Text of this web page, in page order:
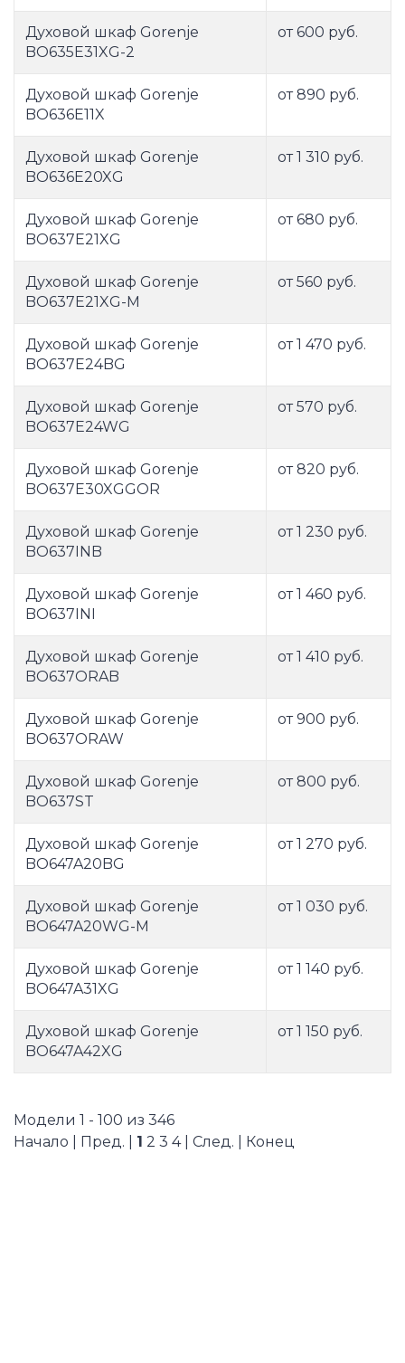
Духовой шкаф Gorenje
BO635E31XG-2
от 600 руб.
Духовой шкаф Gorenje
BO636E11X
от 890 руб.
Духовой шкаф Gorenje
BO636E20XG
от 1 310 руб.
Духовой шкаф Gorenje
BO637E21XG
от 680 руб.
Духовой шкаф Gorenje
BO637E21XG-M
от 560 руб.
Духовой шкаф Gorenje
BO637E24BG
от 1 470 руб.
Духовой шкаф Gorenje
BO637E24WG
от 570 руб.
Духовой шкаф Gorenje
BO637E30XGGOR
от 820 руб.
Духовой шкаф Gorenje
BO637INB
от 1 230 руб.
Духовой шкаф Gorenje
BO637INI
от 1 460 руб.
Духовой шкаф Gorenje
BO637ORAB
от 1 410 руб.
Духовой шкаф Gorenje
BO637ORAW
от 900 руб.
Духовой шкаф Gorenje
BO637ST
от 800 руб.
Духовой шкаф Gorenje
BO647A20BG
от 1 270 руб.
Духовой шкаф Gorenje
BO647A20WG-M
от 1 030 руб.
Духовой шкаф Gorenje
BO647A31XG
от 1 140 руб.
Духовой шкаф Gorenje
BO647A42XG
от 1 150 руб.
Модели 1 - 100 из 346
Начало | Пред. | 1 2 3 4| След. Конец